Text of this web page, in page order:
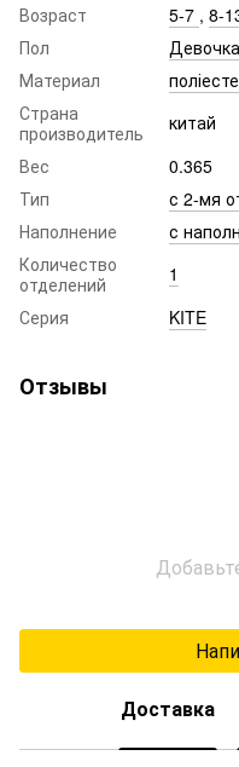
Возраст
5-7 , 8-
Пол
Девочка
Материал
Страна
производитель
китай
Вес
0.365
Тип
с 2-мя
Наполнение
с
Количество
отделений
1
Серия
KITE
Отзывы
Доставка